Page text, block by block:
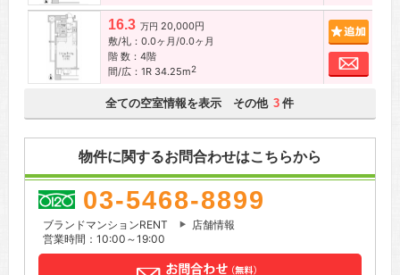
16.3 万円 20,000円
敷/礼：0.0ヶ月/0.0ヶ月
階 数：4階
間/広：1R 34.25m2
お問
全ての空室情報を表示 その他 3 件
物件に関するお問合わせはこちらから
03-5468-8899
ブランドマンションRENT
店舗情報
営業時間：10:00～19:00